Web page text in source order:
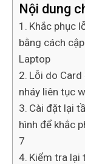
Nội dung
Khắc phục
bằng cách
Laptop
Lỗi do Card
nháy liên tục
Cài đặt lại
hình để khắc
7
Kiểm tra lại